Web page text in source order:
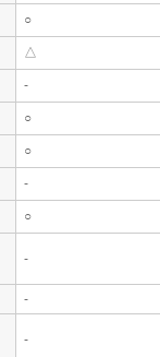
○
△
-
○
○
-
○
-
-
-